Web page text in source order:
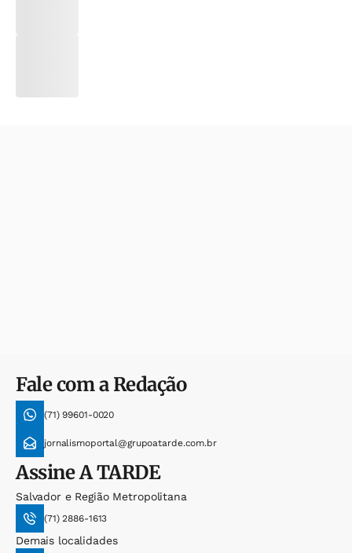
Fale com a Redação
(71) 99601-0020
jornalismoportal@grupoatarde.com.br
AssineA TARDE
Salvador e Região Metropolitana
(71) 2886-1613
Demais localidades